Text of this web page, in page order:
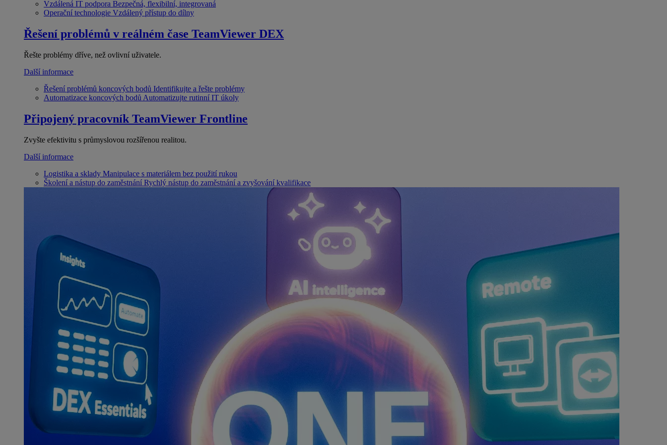
Vzdálená IT podpora Bezpečná, flexibilní, integrovaná
Operační technologie Vzdálený přístup do dílny
Řešení problémů v reálném čase TeamViewer DEX
Řešte problémy dříve, než ovlivní uživatele.
Další informace
Řešení problémů koncových bodů Identifikujte a řešte problémy
Automatizace koncových bodů Automatizujte rutinní IT úkoly
Připojený pracovník TeamViewer Frontline
Zvyšte efektivitu s průmyslovou rozšířenou realitou.
Další informace
Logistika a sklady Manipulace s materiálem bez použití rukou
Školení a nástup do zaměstnání Rychlý nástup do zaměstnání a zvyšování kvalifikace